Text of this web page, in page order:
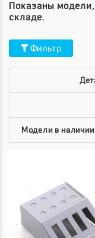
Показаны
складе.
Фильтр